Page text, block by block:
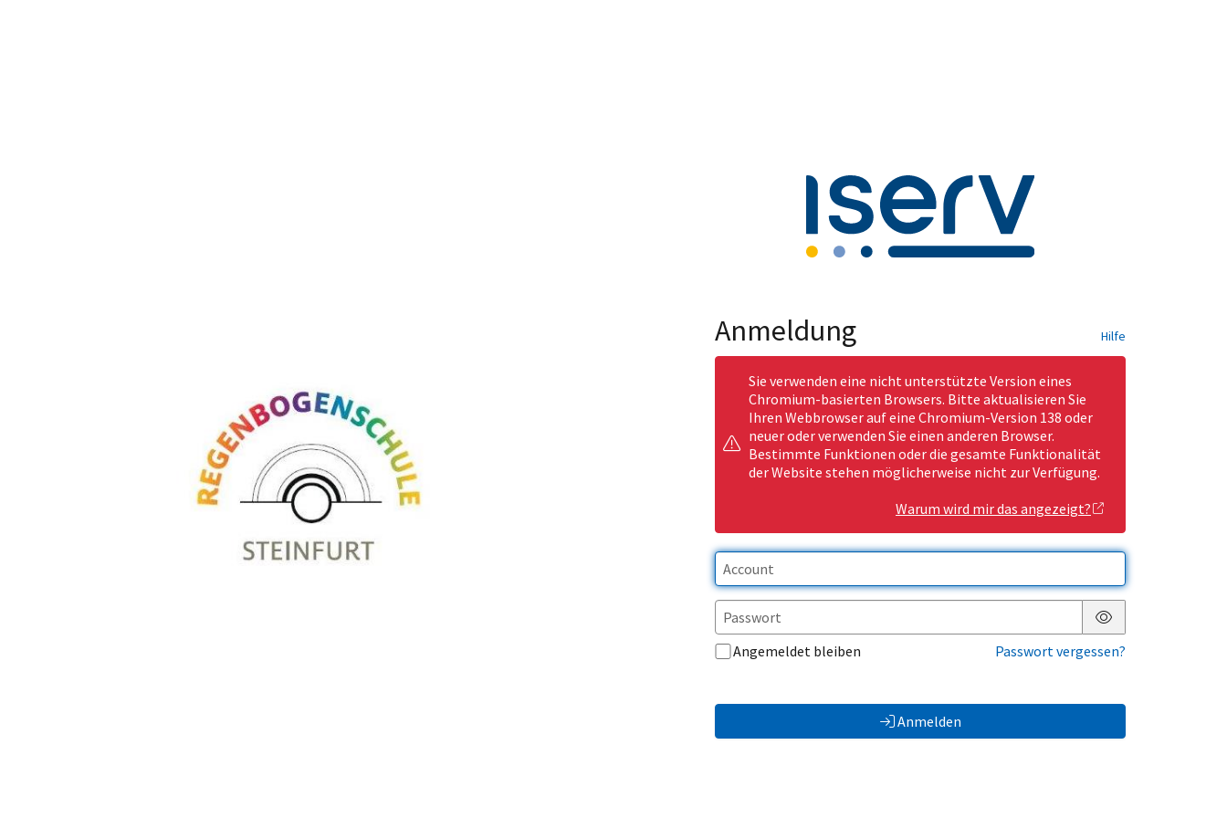
Anmeldung Hilfe
Sie verwenden eine nicht unterstützte Version eines
Chromium-basierten Browsers. Bitte aktualisieren Sie
Ihren Webbrowser auf eine Chromium-Version 138 oder
neuer oder verwenden Sie einen anderen Browser.
Bestimmte Funktionen oder die gesamte Funktionalität
der Website stehen möglicherweise nicht zur Verfügung.
Warum wird mir das angezeigt?
Passwort anzeigen
Angemeldet bleiben
Passwort vergessen?
Anmelden